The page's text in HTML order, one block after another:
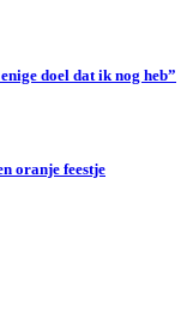
doel dat ik nog heb”
oranje feestje